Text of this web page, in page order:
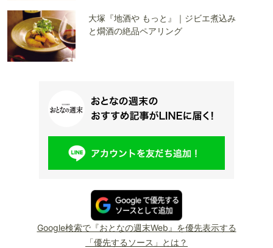
大塚『地酒や もっと』｜ジビエ煮込み
と燗酒の絶品ペアリング
Google検索で『おとなの週末Web』を優先表示する
「優先するソース」とは？